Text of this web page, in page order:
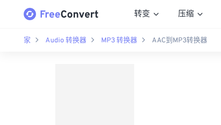
转变 压缩
家 Audio 转换器 MP3 转换器 AAC到MP3转换器